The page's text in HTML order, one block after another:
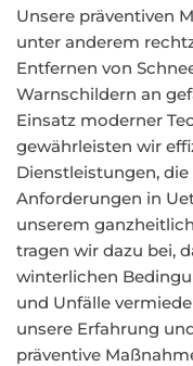
Unsere präventiven
unter anderem
Entfernen von
Warnschildern an
Einsatz moderner
gewährleisten wir
Dienstleistungen,
Anforderungen in
unserem
tragen wir dazu bei,
winterlichen
und Unfälle
unsere Erfahrung
präventive